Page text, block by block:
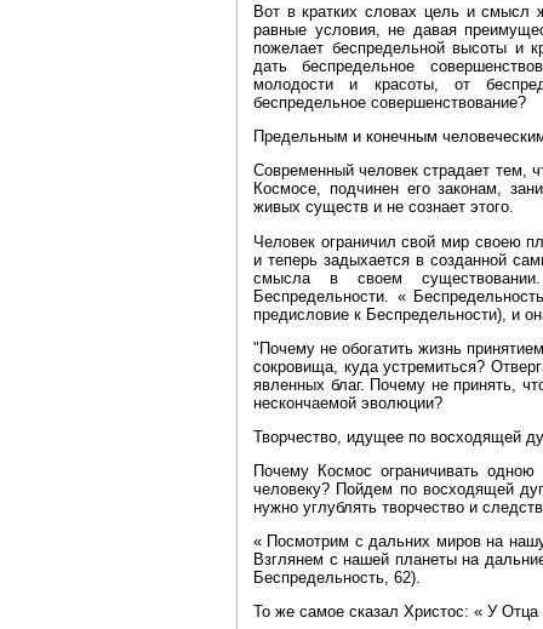
Вот в кратких словах цель и смысл
равные условия, не давая
пожелает беспредельной высоты и
дать беспредельное
молодости и красоты, от
беспредельное совершенствование?
Предельным и конечным
Современный человек страдает тем,
Космосе, подчинен его законам,
живых существ и не сознает этого.
Человек ограничил свой мир своею
и теперь задыхается в созданной
смысла в своем
Беспредельности. «
предисловие к Беспредельности), и
"Почему не обогатить жизнь
сокровища, куда устремиться?
явленных благ. Почему не принять,
нескончаемой эволюции?
Творчество, идущее по восходящей
Почему Космос ограничивать
человеку? Пойдем по восходящей
нужно углублять творчество и
« Посмотрим с дальних миров на
Взглянем с нашей планеты на
Беспредельность, 62).
То же самое сказал Христос: « У